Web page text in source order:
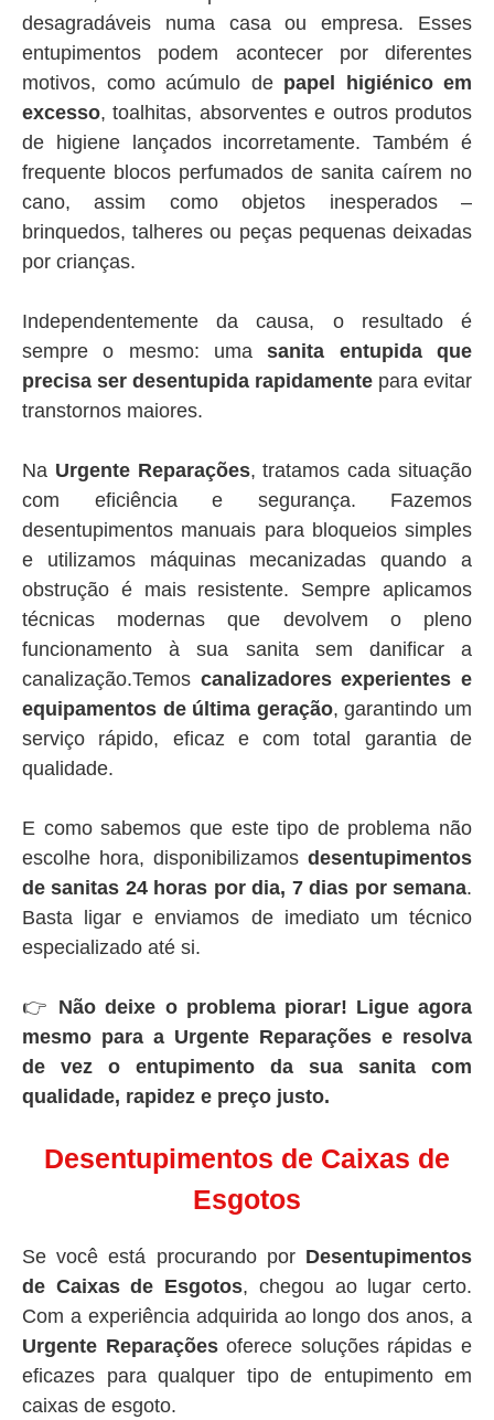
desagradáveis numa casa ou empresa. Esses
entupimentos podem acontecer por diferentes
motivos, como acúmulo de papel higiénico em
excesso, toalhitas, absorventes e outros produtos
de higiene lançados incorretamente. Também é
frequente blocos perfumados de sanita caírem no
cano, assim como objetos inesperados –
brinquedos, talheres ou peças pequenas deixadas
por crianças.
Independentemente da causa, o resultado é
sempre o mesmo: umasanita entupida que
precisa ser desentupida rapidamente para evitar
transtornos maiores.
Na Urgente Reparações, tratamos cada situação
com eficiência e segurança. Fazemos
desentupimentos manuais para bloqueios simples
e utilizamos máquinas mecanizadas quando a
obstrução é mais resistente. Sempre aplicamos
técnicas modernas que devolvem o pleno
funcionamento à sua sanita sem danificar a
canalização.Temos canalizadores experientes e
equipamentos de última geração, garantindo um
serviço rápido, eficaz e com total garantia de
qualidade.
E como sabemos que este tipo de problema não
escolhe hora, disponibilizamos desentupimentos
de sanitas 24 horas por dia, 7 dias por semana.
Basta ligar e enviamos de imediato um técnico
especializado até si.
👉 Não deixe o problema piorar! Ligue agora
mesmo para a Urgente Reparações e resolva
de vez o entupimento da sua sanita com
qualidade, rapidez e preço justo.
Desentupimentos de Caixas de
Esgotos
Se você está procurando por Desentupimentos
de Caixas de Esgotos, chegou ao lugar certo.
Com a experiência adquirida ao longo dos anos, a
Urgente Reparaçõesoferece soluções rápidas e
eficazes para qualquer tipo de entupimento em
caixas de esgoto.